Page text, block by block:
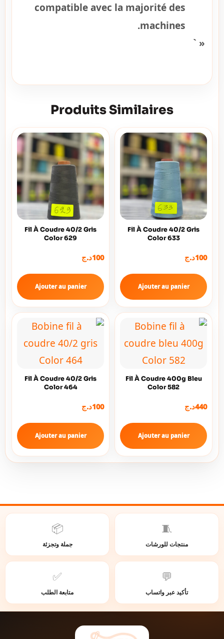
compatible avec la majorité des
machines.
« `
Produits Similaires
Fil À Coudre 40/2 Gris
Color 633
100د.ج
Ajouter au panier
Fil À Coudre 40/2 Gris
Color 629
100د.ج
Ajouter au panier
Fil À Coudre 400g Bleu
Color 582
440د.ج
Ajouter au panier
Fil À Coudre 40/2 Gris
Color 464
100د.ج
Ajouter au panier
🧵
منتجات للورشات
📦
جملة وتجزئة
💬
تأكيد عبر واتساب
✅
متابعة الطلب